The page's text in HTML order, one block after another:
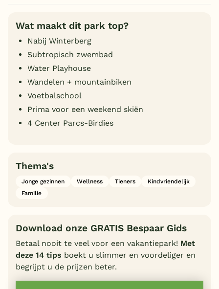
Wat maakt dit park top?
Nabij Winterberg
Subtropisch zwembad
Water Playhouse
Wandelen + mountainbiken
Voetbalschool
Prima voor een weekend skiën
4 Center Parcs-Birdies
Thema's
Jonge gezinnen Wellness Tieners
Kindvriendelijk
Familie
Download onze GRATIS Bespaar Gids
Betaal nooit te veel voor een vakantiepark! Met
deze 14 tips boekt u slimmer en voordeliger en
begrijpt u de prijzen beter.